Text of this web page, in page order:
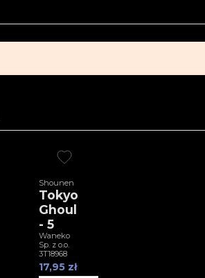
Shounen
Tokyo
Ghoul
- 5
Waneko
Sp. z o.o.
3T18968
17,95 zł